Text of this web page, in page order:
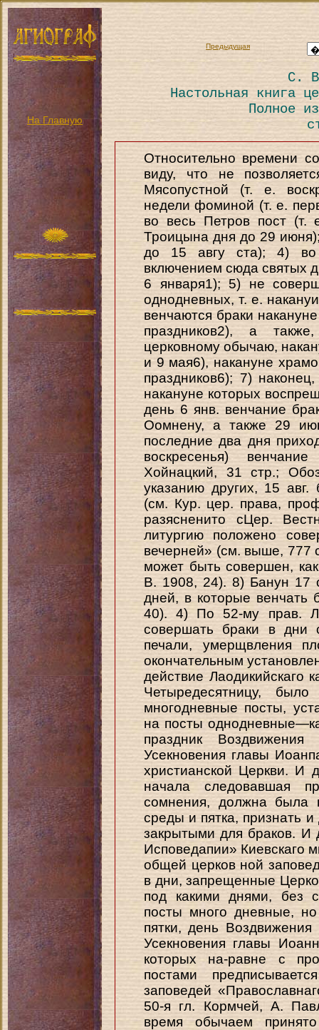
На Главную
Предыдущая
С.
Настольная книга
Полное
Относительно времени
виду, что не
Мясопустной (т. е.
недели фоминой (т. е.
во весь Петров пост (т.
Троицына дня до 29
до 15 авгу ста); 4) во
включением сюда святых
6 января1); 5) не
однодневных, т. е.
венчаются браки
праздников2), а
церковному обычаю,
и 9 мая6), накануне
праздников6); 7)
накануне которых
день 6 янв. венчание
Оомнену, а также 29
последние два дня
воскресенья)
Хойнацкий, 31 стр.;
указанию других, 15
(см. Кур. цер. права,
разясненито сЦер.
литургию положено
вечерней» (см. выше, 777
может быть совершен,
В. 1908, 24). 8) Банун 17
дней, в которые венчать
40). 4) По 52-му прав.
совершать браки в дни
печали, умерщвления
окончательным
действие Лаодикийскаго
Четыредесятницу,
многодневные посты,
на посты
праздник
Усекновения главы
христианской Церкви. И
начала следовавшая
сомнения, должна была
среды и пятка, признать
закрытыми для браков. И
Исповедапии» Киевскаго
общей церков ной
в дни, запрещенные
под какими днями, без
посты много дневные,
пятки, день
Усекновения главы
которых на-равне с
постами
заповедей
50-я гл. Кормчей, A.
время обычаем